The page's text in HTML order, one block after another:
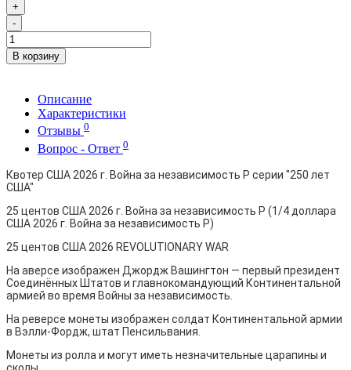
+
-
В корзину
Описание
Характеристики
Отзывы 0
Вопрос - Ответ 0
Квотер США 2026 г. Война за независимость P серии "250 лет
США"
25 центов США 2026 г. Война за независимость P (1/4 доллара
США 2026 г. Война за независимость P)
25 центов США 2026 REVOLUTIONARY WAR
На аверсе изображен Джордж Вашингтон — первый президент
Соединённых Штатов и главнокомандующий Континентальной
армией во время Войны за независимость.
На реверсе монеты изображен солдат Континентальной армии
в Вэлли‑Фордж, штат Пенсильвания.
Монеты из ролла и могут иметь незначительные царапины и
сколы